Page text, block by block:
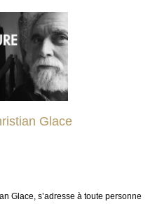
Glace
Glace, s’adresse à toute personne